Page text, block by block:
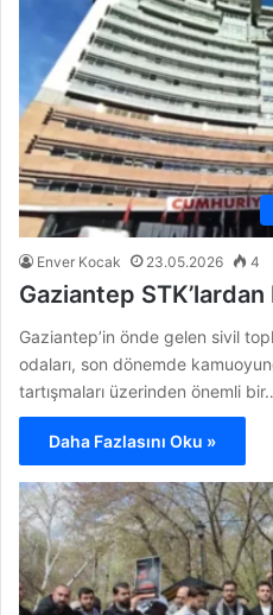
Enver Kocak 23.05.2026 4
Gaziantep
Gaziantep’in önde gelen sivil
odaları, son dönemde
tartışmaları üzerinden önemli
Daha Fazlasını Oku »